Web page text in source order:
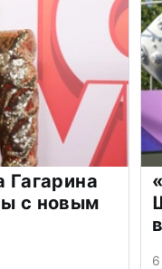
Гагарина
с новым